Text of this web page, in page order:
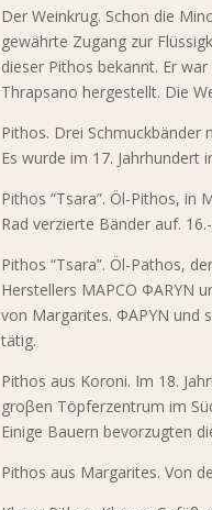
Der Weinkrug. Schon die
gewährte Zugang zur
dieser Pithos bekannt. Er
Thrapsano hergestellt. Die
Pithos. Drei Schmuckbänder
Es wurde im 17. Jahrhundert
Pithos “Tsara”. Öl-Pithos, in
Rad verzierte Bänder auf.
Pithos “Tsara”. Öl-Pathos,
Herstellers MAPCO ΦARYN
von Margarites. ΦΑΡΥΝ und
tätig.
Pithos aus Koroni. Im 18.
groβen Töpferzentrum im
Einige Bauern bevorzugten
Pithos aus Margarites. Von